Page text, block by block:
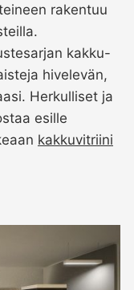
rakentuu
kakku-
hivelevän,
Herkulliset ja
esille
kakkuvitriini